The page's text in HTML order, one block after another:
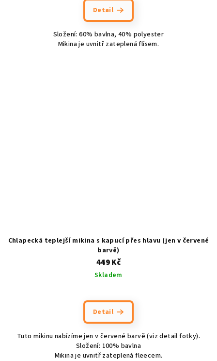
Detail
Složení: 60% bavlna, 40% polyester
Mikina je uvnitř zateplená flísem.
Chlapecká teplejší mikina s kapucí přes hlavu (jen v červené
barvě)
449 Kč
Skladem
Detail
Tuto mikinu nabízíme jen v červené barvě (viz detail fotky).
Složení: 100% bavlna
Mikina je uvnitř zateplená fleecem.